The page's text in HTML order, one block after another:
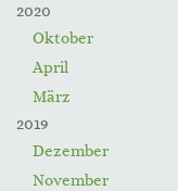
2020
Oktober
April
März
2019
Dezember
November